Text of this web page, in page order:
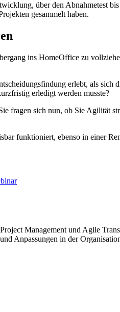
über den Abnahmetest
gesammelt haben.
ins HomeOffice zu
erlebt, als sich
erledigt werden musste?
fragen sich nun, ob Sie Agilität
funktioniert, ebenso in einer
Management und Agile
Anpassungen in der